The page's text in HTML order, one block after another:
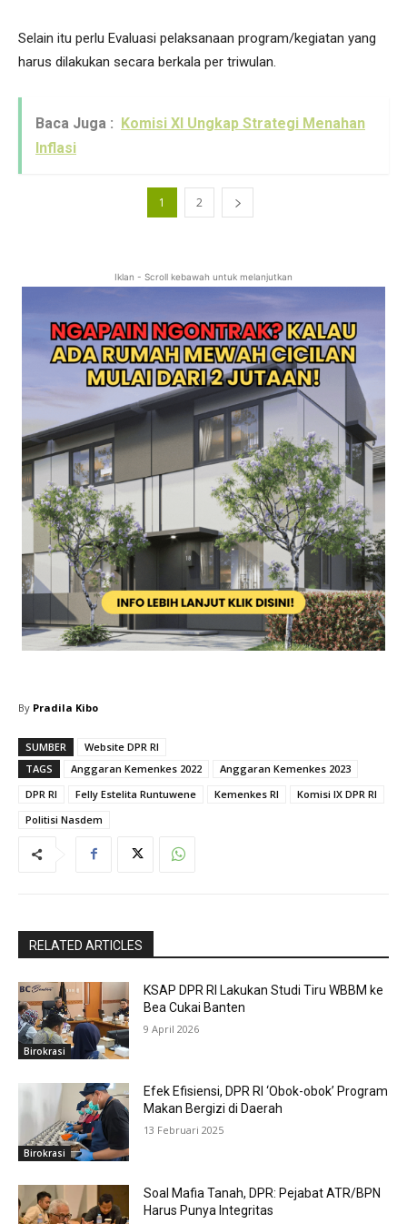
Selain itu perlu Evaluasi pelaksanaan program/kegiatan yang
harus dilakukan secara berkala per triwulan.
Baca Juga : Komisi XI Ungkap Strategi Menahan
Inflasi
1 2
Iklan - Scroll kebawah untuk melanjutkan
By Pradila Kibo
SUMBER
Website DPR RI
TAGS
Anggaran Kemenkes 2022
Anggaran Kemenkes 2023
DPR RI
Felly Estelita Runtuwene Kemenkes RI
Komisi IX DPR RI
Politisi Nasdem
RELATED ARTICLES
Birokrasi
KSAP DPR RI Lakukan Studi Tiru WBBM ke
Bea Cukai Banten
9 April 2026
Birokrasi
Efek Efisiensi, DPR RI ‘Obok-obok’ Program
Makan Bergizi di Daerah
13 Februari 2025
Soal Mafia Tanah, DPR: Pejabat ATR/BPN
Harus Punya Integritas